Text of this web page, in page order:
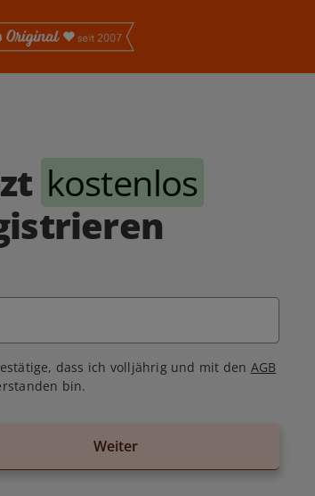
kostenlos
dass ich volljährig und mit den AGB
bin.
Weiter